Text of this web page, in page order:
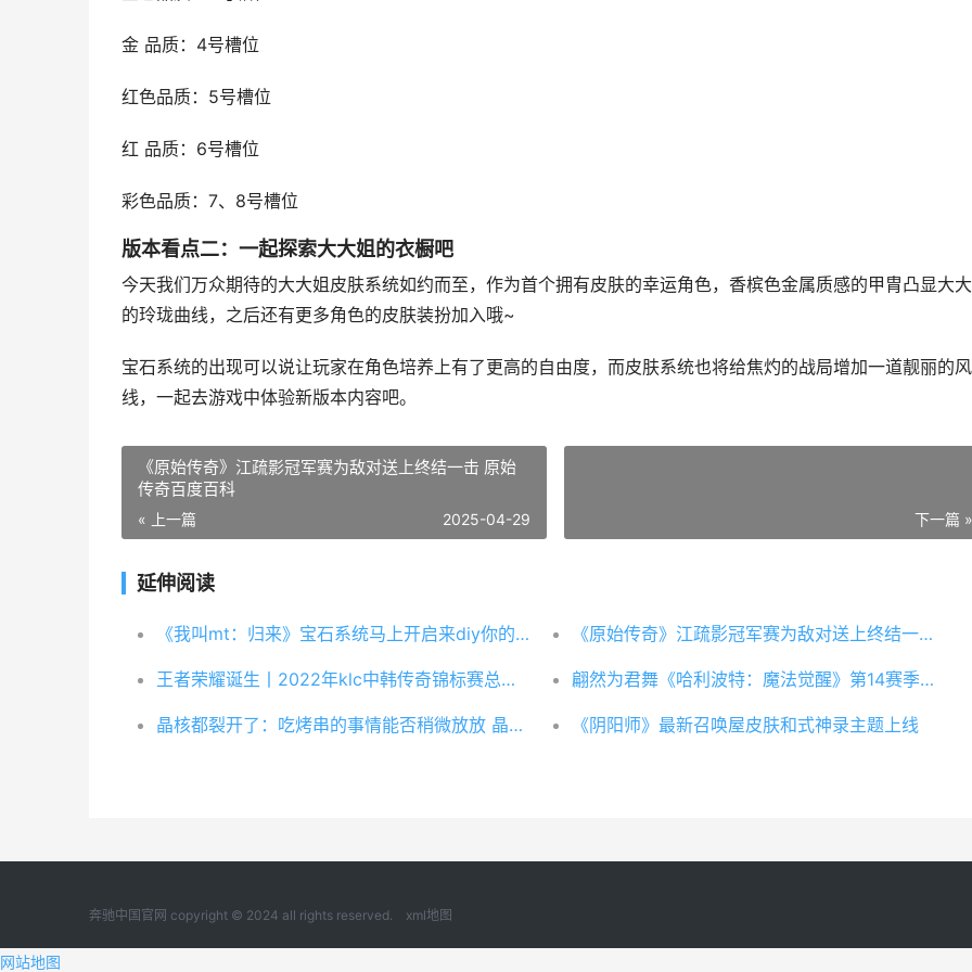
金 品质：4号槽位
红色品质：5号槽位
红 品质：6号槽位
彩色品质：7、8号槽位
版本看点二：一起探索大大姐的衣橱吧
今天我们万众期待的大大姐皮肤系统如约而至，作为首个拥有皮肤的幸运角色，香槟色金属质感的甲胄凸显大
的玲珑曲线，之后还有更多角色的皮肤装扮加入哦~
宝石系统的出现可以说让玩家在角色培养上有了更高的自由度，而皮肤系统也将给焦灼的战局增加一道靓丽的
线，一起去游戏中体验新版本内容吧。
《原始传奇》江疏影冠军赛为敌对送上终结一击 原始
传奇百度百科
« 上一篇 2025-04-29 下一篇 »
延伸阅读
《我叫mt：归来》宝石系统马上开启来diy你的唯一战将 《原始传奇》江疏影冠军赛为敌对送上终结一击 原始传奇百度百科
王者荣耀诞生丨2022年klc中韩传奇锦标赛总决赛战报出炉 翩然为君舞《哈利波特：魔法觉醒》第14赛季开幕
晶核都裂开了：吃烤串的事情能否稍微放放 晶核长大的条件是什么 《阴阳师》最新召唤屋皮肤和式神录主题上线
奔驰中国官网 copyright © 2024 all rights reserved. xml地图
网站地图